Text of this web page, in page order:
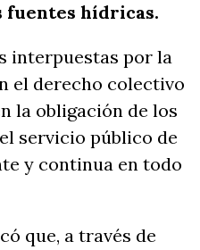
fuentes hídricas.
interpuestas por la
el derecho colectivo
la obligación de los
servicio público de
y continua en todo
que, a través de